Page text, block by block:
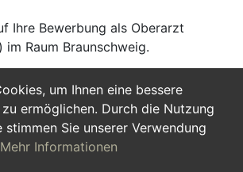
um Ihnen eine bessere
ermöglichen. Durch die Nutzung
stimmen Sie unserer Verwendung
Mehr Informationen
Ihre Bewerbung als Oberarzt
Raum Braunschweig.
Jetzt Bewerben